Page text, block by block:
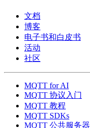
文档
博客
电子书和白皮书
活动
社区
MQTT for AI
MQTT 协议入门
MQTT 教程
MQTT SDKs
MQTT 公共服务器